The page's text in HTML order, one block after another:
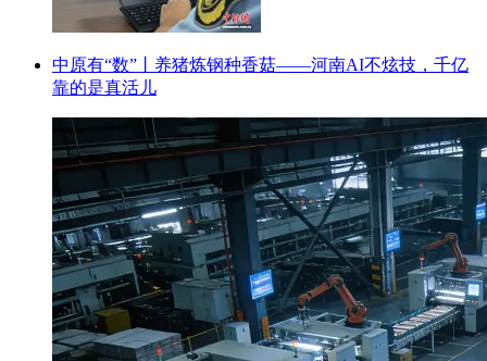
中原有“数”丨养猪炼钢种香菇——河南AI不炫技，千亿
靠的是真活儿